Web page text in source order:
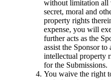
without limitation all
secret, moral and
property rights
expense, you will
further acts as the
assist the Sponsor
intellectual property
for the Submissions.
You waive the right